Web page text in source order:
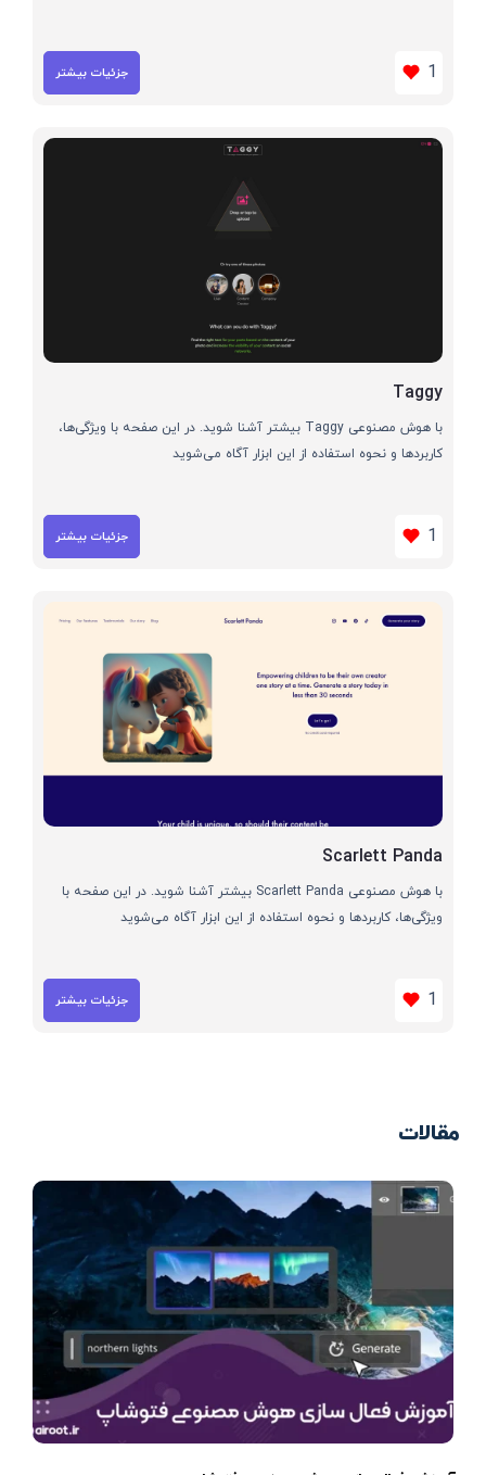
1 جزئیات بیشتر
Taggy
با هوش مصنوعی Taggy بیشتر آشنا شوید. در این صفحه با ویژگی‌ها،
کاربردها و نحوه استفاده از این ابزار آگاه می‌شوید
1 جزئیات بیشتر
Scarlett Panda
با هوش مصنوعی Scarlett Panda بیشتر آشنا شوید. در این صفحه با
ویژگی‌ها، کاربردها و نحوه استفاده از این ابزار آگاه می‌شوید
1 جزئیات بیشتر
مقالات